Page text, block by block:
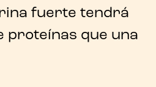
fuerte tendrá
proteínas que una